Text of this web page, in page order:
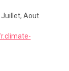
Aout.